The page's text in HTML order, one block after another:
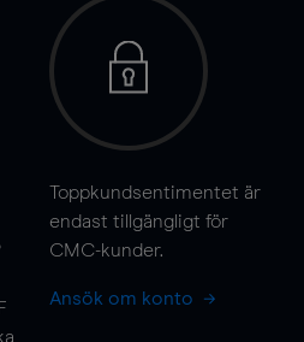
Toppkundsentimentet är
endast tillgängligt för
CMC-kunder.
Ansök om konto